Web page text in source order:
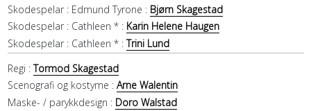
Skodespelar : Edmund Tyrone : Bjørn Skagestad
Skodespelar : Cathleen * : Karin Helene Haugen
Skodespelar : Cathleen * :Trini Lund
Regi :Tormod Skagestad
Scenografi og kostyme : Arne Walentin
Maske- / parykkdesign : Doro Walstad